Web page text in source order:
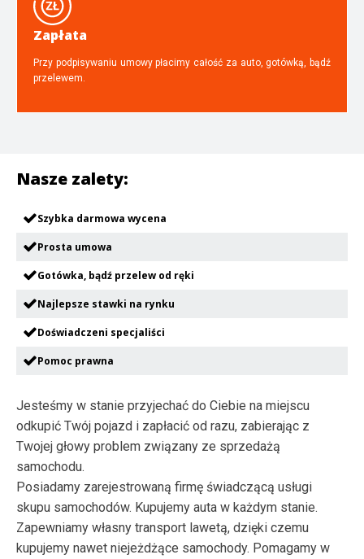
Zapłata
Przy podpisywaniu umowy płacimy całość za auto, gotówką, bądź
przelewem.
Nasze zalety:
Szybka darmowa wycena
Prosta umowa
Gotówka, bądź przelew od ręki
Najlepsze stawki na rynku
Doświadczeni specjaliści
Pomoc prawna
Jesteśmy w stanie przyjechać do Ciebie na miejscu
odkupić Twój pojazd i zapłacić od razu, zabierając z
Twojej głowy problem związany ze sprzedażą
samochodu.
Posiadamy zarejestrowaną firmę świadczącą usługi
skupu samochodów. Kupujemy auta w każdym stanie.
Zapewniamy własny transport lawetą, dzięki czemu
kupujemy nawet niejeżdżące samochody. Pomagamy w